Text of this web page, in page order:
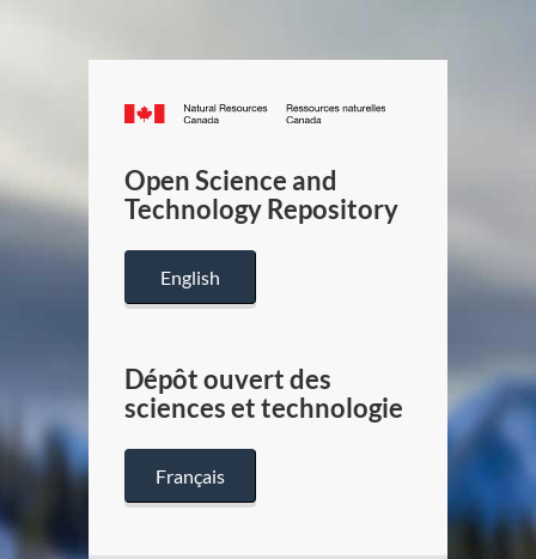
Canada.ca
/
Canada
Open Science and
Technology Repository
English
Dépôt ouvert des
sciences et technologie
Français